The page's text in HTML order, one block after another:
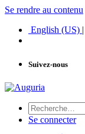
Se rendre au contenu
English (US) |
Suivez-nous
Se connecter